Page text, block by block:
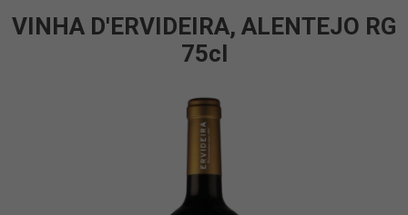
VINHA D'ERVIDEIRA, ALENTEJO RG
75cl